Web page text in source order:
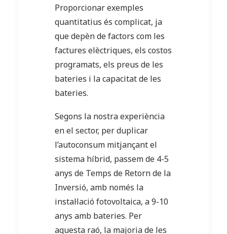
Proporcionar exemples
quantitatius és complicat, ja
que depèn de factors com les
factures elèctriques, els costos
programats, els preus de les
bateries i la capacitat de les
bateries.
Segons la nostra experiència
en el sector, per duplicar
l’autoconsum mitjançant el
sistema híbrid, passem de 4-5
anys de Temps de Retorn de la
Inversió, amb només la
instal·lació fotovoltaica, a 9-10
anys amb bateries. Per
aquesta raó, la majoria de les